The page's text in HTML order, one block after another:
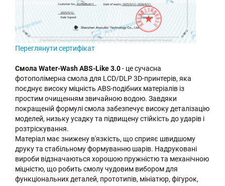
Переглянути сертифікат
Cмола Water-Wash ABS-Like 3.0- це сучасна
фотополімерна смола для LCD/DLP 3D-принтерів, яка
поєднує високу міцність ABS-подібних матеріалів із
простим очищенням звичайною водою. Завдяки
покращеній формулі смола забезпечує високу деталізацію
моделей, низьку усадку та підвищену стійкість до ударів і
розтріскування.
Матеріал має знижену в'язкість, що сприяє швидшому
друку та стабільному формуванню шарів. Надруковані
вироби відзначаються хорошою пружністю та механічною
міцністю, що робить смолу чудовим вибором для
функціональних деталей, прототипів, мініатюр, фігурок,